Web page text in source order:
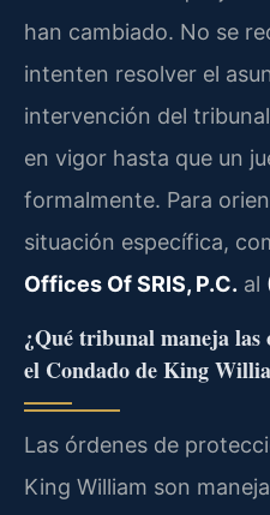
han cambiado. No se
intenten resolver el
intervención del
en vigor hasta que un
formalmente. Para
situación específica,
Offices Of SRIS, P.C. al
¿Qué tribunal maneja las
el Condado de King
Las órdenes de
King William son